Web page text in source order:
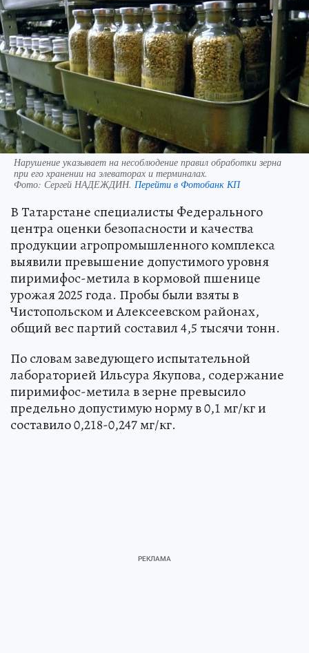
Нарушение указывает на несоблюдение правил обработки зерна
при его хранении на элеваторах и терминалах.
Фото: Сергей НАДЕЖДИН. Перейти в Фотобанк КП
В Татарстане специалисты Федерального
центра оценки безопасности и качества
продукции агропромышленного комплекса
выявили превышение допустимого уровня
пиримифос-метила в кормовой пшенице
урожая 2025 года. Пробы были взяты в
Чистопольском и Алексеевском районах,
общий вес партий составил 4,5 тысячи тонн.
По словам заведующего испытательной
лабораторией Ильсура Якупова, содержание
пиримифос-метила в зерне превысило
предельно допустимую норму в 0,1 мг/кг и
составило 0,218-0,247 мг/кг.